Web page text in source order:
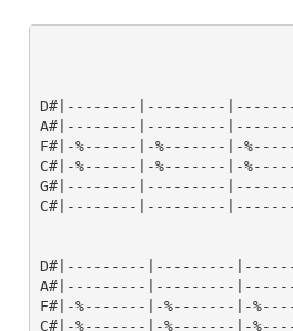
D#|--------|---------
A#|--------|---------
F#|-%------|-%-------|-
C#|-%------|-%-------|-
G#|--------|---------
C#|--------|---------
D#|---------|---------
A#|---------|---------
F#|-%-------|-%-------|-
C#|-%-------|-%-------|-